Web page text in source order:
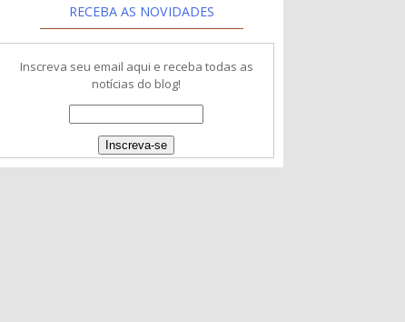
RECEBA AS NOVIDADES
Inscreva seu email aqui e receba todas as
notícias do blog!